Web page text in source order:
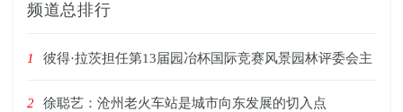
频道总排行
1 彼得·拉茨担任第13届园冶杯国际竞赛风景园林评委会主
2 徐聪艺：沧州老火车站是城市向东发展的切入点